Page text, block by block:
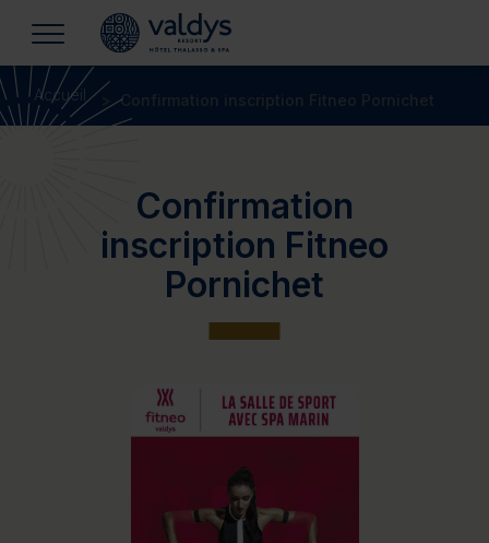
Accueil Confirmation inscription Fitneo Pornichet
Confirmation
inscription Fitneo
Pornichet